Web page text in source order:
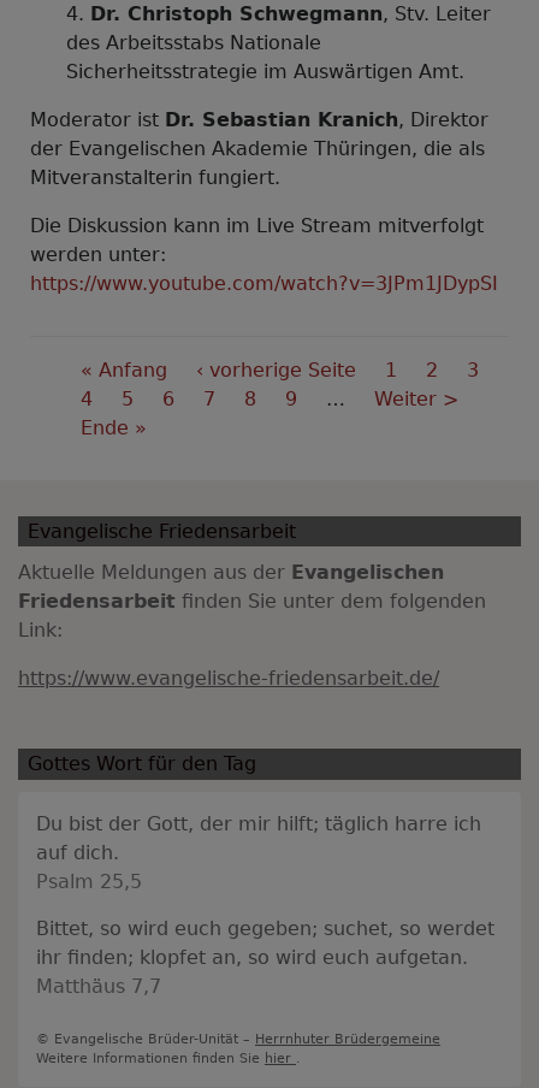
Dr. Christoph Schwegmann, Stv. Leiter
des Arbeitsstabs Nationale
Sicherheitsstrategie im Auswärtigen Amt.
Moderator ist Dr. Sebastian Kranich, Direktor
der Evangelischen Akademie Thüringen, die als
Mitveranstalterin fungiert.
Die Diskussion kann im Live Stream mitverfolgt
werden unter:
https://www.youtube.com/watch?v=3JPm1JDypSI
Seitennummerierung
First
page
« Anfang
Vorherige
Seite
‹ vorherige Seite Seite
1 Seite
2 Seite
3
Seite
4
Aktuelle
Seite
5 Seite
6 Seite
7 Seite
8 Seite
9 …
Nächste
Weiter >
Last
Ende »
Evangelische Friedensarbeit
Aktuelle Meldungen aus der Evangelischen
Friedensarbeit finden Sie unter dem folgenden
Link:
https://www.evangelische-friedensarbeit.de/
Gottes Wort für den Tag
Du bist der Gott, der mir hilft; täglich harre ich
auf dich.
Psalm 25,5
Bittet, so wird euch gegeben; suchet, so werdet
ihr finden; klopfet an, so wird euch aufgetan.
Matthäus 7,7
© Evangelische Brüder-Unität – Herrnhuter Brüdergemeine
Weitere Informationen finden Sie hier